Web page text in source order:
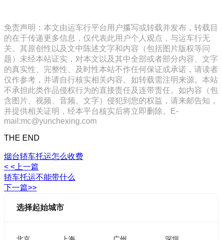
免责声明：本文由运车行平台用户攥写或转载并发布，转载目
的在于传递更多信息，仅代表此用户个人观点，与运车行无
关。其原创性以及文中陈述文字和内容（包括图片版权等问
题）未经本站证实，对本文以及其中全部或者部分内容、文字
的真实性、完整性、及时性本站不作任何保证或承诺，请读者
仅作参考，并请自行核实相关内容。如转载需注明来源。本站
不承担此类作品侵权行为的直接责任及连带责任。如内容（包
含图片、视频、音频、文字）侵犯到您的权益，请来邮告知，
并提供相关证明，经本平台核实后将立即删除。E-
mail:mc@yunchexing.com
THE END
烟台轿车托运怎么收费
< <上一篇
轿车托运不能带什么
下一篇>>
选择起始城市